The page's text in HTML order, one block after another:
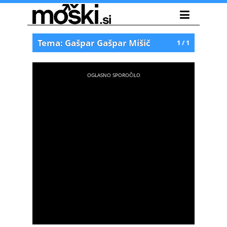
1 / 1
Tema: Gašpar Gašpar Mišič